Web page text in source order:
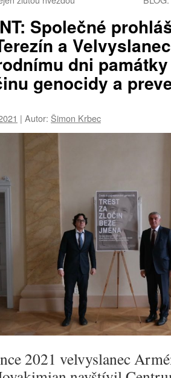
Společné
a
dni
genocidy a
| Autor: Šimon Krbec
2021 velvyslanec